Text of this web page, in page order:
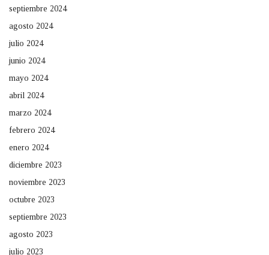
septiembre 2024
agosto 2024
julio 2024
junio 2024
mayo 2024
abril 2024
marzo 2024
febrero 2024
enero 2024
diciembre 2023
noviembre 2023
octubre 2023
septiembre 2023
agosto 2023
julio 2023